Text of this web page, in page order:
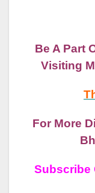
Be A Part
Visiting
For More
Subscribe